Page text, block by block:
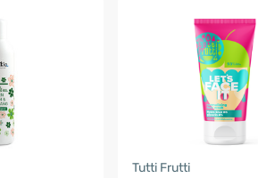
Tutti Frutti